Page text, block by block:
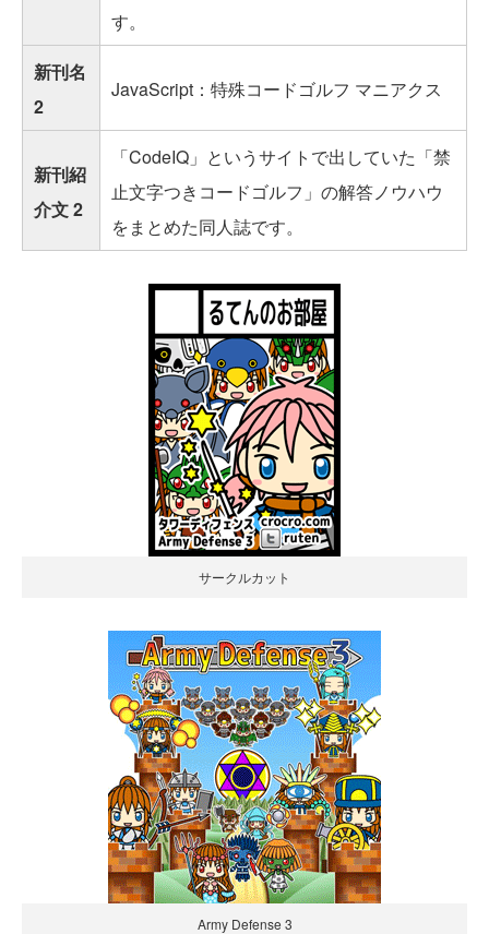
す。
新刊名
2
JavaScript：特殊コードゴルフ マニアクス
新刊紹
介文 2
「CodeIQ」というサイトで出していた「禁
止文字つきコードゴルフ」の解答ノウハウ
をまとめた同人誌です。
サークルカット
Army Defense 3